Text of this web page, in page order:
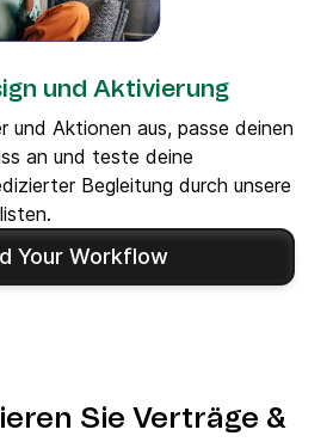
und Aktivierung
und Aktionen aus, passe deinen
an und teste deine
Begleitung durch unsere
Your Workflow
Sie Verträge &